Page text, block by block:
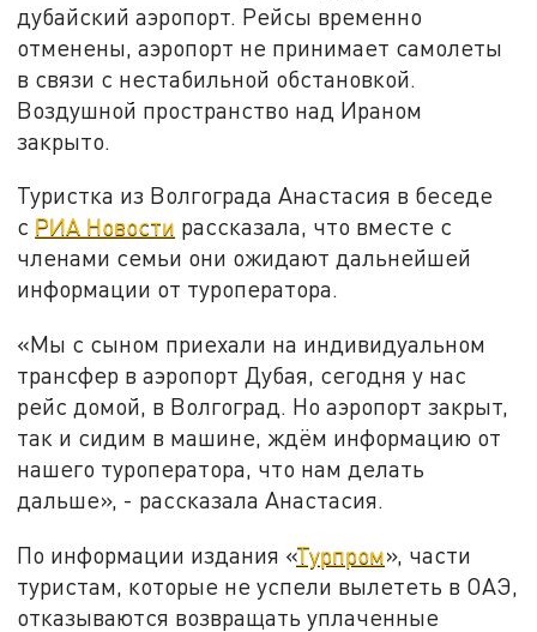
дубайский аэропорт. Рейсы временно
отменены, аэропорт не принимает самолеты
в связи с нестабильной обстановкой.
Воздушной пространство над Ираном
закрыто.
Туристка из Волгограда Анастасия в беседе
с РИА Новости рассказала, что вместе с
членами семьи они ожидают дальнейшей
информации от туроператора.
«Мы с сыном приехали на индивидуальном
трансфер в аэропорт Дубая, сегодня у нас
рейс домой, в Волгоград. Но аэропорт закрыт,
так и сидим в машине, ждём информацию от
нашего туроператора, что нам делать
дальше», - рассказала Анастасия.
По информации издания «Турпром», части
туристам, которые не успели вылететь в ОАЭ,
отказываются возвращать уплаченные